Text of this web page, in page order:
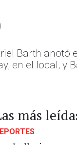
Barth anotó
en el local, y
más